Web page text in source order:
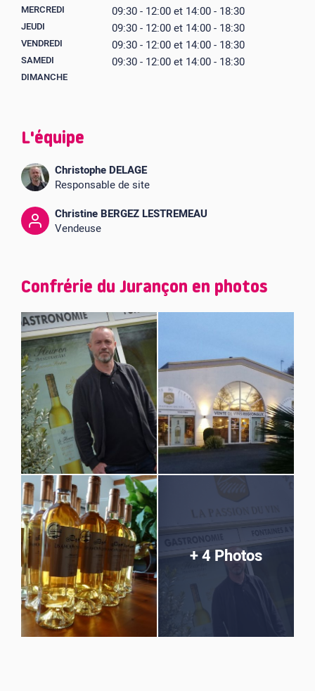
MERCREDI 09:30 - 12:00 et 14:00 - 18:30
JEUDI 09:30 - 12:00 et 14:00 - 18:30
VENDREDI 09:30 - 12:00 et 14:00 - 18:30
SAMEDI 09:30 - 12:00 et 14:00 - 18:30
DIMANCHE
L'équipe
Christophe DELAGE
Responsable de site
Christine BERGEZ LESTREMEAU
Vendeuse
Confrérie du Jurançon en photos
+ 4 Photos